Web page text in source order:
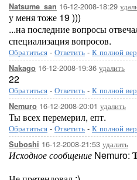
Natsume_san 16-12-2008-18:29
у меня тоже 19 )))
...на последние вопросы
специализация вопросов.
Обратиться - Ответить - К полной
Nakago 16-12-2008-19:36 удалить
22
Обратиться - Ответить - К полной
Nemuro 16-12-2008-20:01 удалить
Ты всех перемерил, епт.
Обратиться - Ответить - К полной
Suboshi 16-12-2008-21:53 удалить
Исходное сообщение Nemuro: